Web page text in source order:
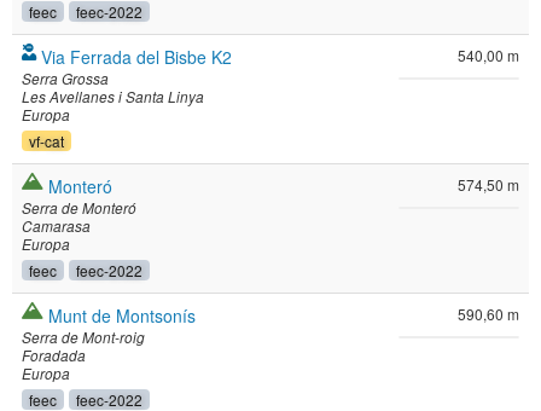
feec feec-2022
Via Ferrada del Bisbe K2
Serra Grossa
Les Avellanes i Santa Linya
Europa
vf-cat
540,00 m
Monteró
Serra de Monteró
Camarasa
Europa
feec feec-2022
574,50 m
Munt de Montsonís
Serra de Mont-roig
Foradada
Europa
feec feec-2022
590,60 m